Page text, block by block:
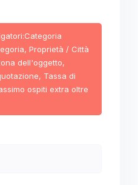
Proprietà / Città
dell'oggetto,
Tassa di
ospiti extra oltre